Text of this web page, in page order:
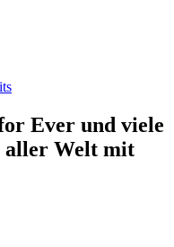
Ever und viele
aller Welt mit